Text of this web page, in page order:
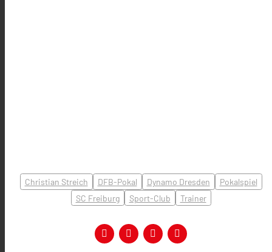
Christian Streich DFB-Pokal Dynamo Dresden
Pokalspiel
SC Freiburg
Sport-Club Trainer